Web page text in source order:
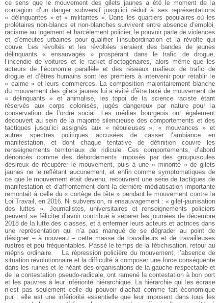
ce sens que le mouvement des gilets jaunes a été le moment de la
contagion d’un danger subversif jusqu’ici réduit à ses représentations
« délinquantes » et « militantes ». Dans les quartiers populaires où les
prolétaires non-blancs et non-blanches survivent entre absence d’emploi,
racisme au logement et harcèlement policier, le pouvoir parle de violences
et d’émeutes urbaines pour qualifier l’insubordination et la révolte qui
couve. Les révoltés et les révoltées seraient des bandes de jeunes
délinquants « ensauvagés » prospérant dans le trafic de drogue,
l’incendie de voitures et le racket d’octogénaires, alors même que les
acteurs de l’économie parallèle et des réseaux mafieux de trafic de
drogue et d’êtres humains sont les premiers à intervenir pour rétablir le
« calme » et leurs commerces. La composition majoritairement blanche
du mouvement des gilets jaunes lui a évité d’être taxé de mouvement de
« délinquants » et animalisé, les topoi de la science raciste étant
réservés aux corps colonisés, jugés dangereux par nature pour la
conservation de l’ordre social. Les médias bourgeois ont également
découvert au sein de la majorité silencieuse des comportements et des
tactiques jusqu’ici assignés aux « nébuleuses », « mouvances » et
autres spectres politiques accusées de casser l’ambiance en
manifestation, et dont chaque tentative de définition couvre les
renseignements territoriaux de ridicule. Ces comportements, d’abord
dénoncés comme des débordements imposés par des groupuscules
désireux de récupérer le mouvement, puis à une « minorité » de gilets
jaunes ne le reflétant aucunement, et enfin comme symptomatiques de
ce que le mouvement était devenu, recouvrent une série de tactiques de
manifestation et d’affrontement dont la dernière médiatisation importante
remontait à celle du « cortège de tête » pendant le mouvement contre la
Loi Travail, en 2016. Ni subversion, ni ensauvagement : « gilet-jaunisation
des luttes ». Journalistes, universitaires et renseignements policiers
peuvent se féliciter d’avoir contribué à séparer les journées de décembre
2018 de la lutte des classes, et à enfermer leurs acteurs et actrices dans
une représentation qui n’a pas manqué de se dégrader au point de
désigner – à nouveau – cette masse de travailleurs et de travailleuses
rustres et peu fréquentables. Passé le temps de la fétichisation, retour au
mépris ordinaire.
La répression policière du mouvement, l’absence de
situation révolutionnaire et la difficulté à composer une force conséquente
dans les ruines et le néant des organisations de la gauche respectable et
de la contestation pseudo-radicale, ont ramené la contestation à bon port
et les pauvres à leur infériorité hiérarchique. La hiérarchie qui les écrase
n’est pas seulement celle du pouvoir d’achat comme fait économique
pur : elle est une infériorité essentielle que leur imposent dans tous les